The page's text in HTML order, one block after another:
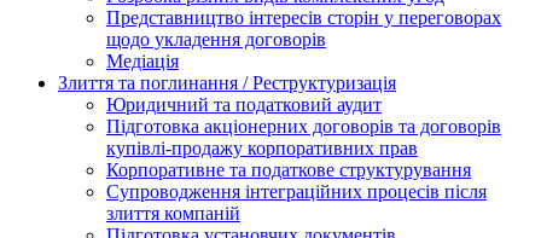
Представництво інтересів сторін у переговорах
щодо укладення договорів
Медіація
Злиття та поглинання / Реструктуризація
Юридичний та податковий аудит
Підготовка акціонерних договорів та договорів
купівлі-продажу корпоративних прав
Корпоративне та податкове структурування
Супроводження інтеграційних процесів після
злиття компаній